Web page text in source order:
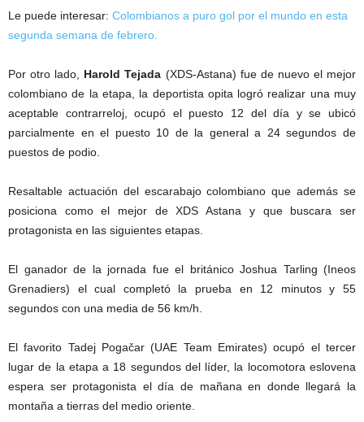
Le puede interesar: Colombianos a puro gol por el mundo en esta
segunda semana de febrero.
Por otro lado, Harold Tejada (XDS-Astana) fue de nuevo el mejor
colombiano de la etapa, la deportista opita logró realizar una muy
aceptable contrarreloj, ocupó el puesto 12 del día y se ubicó
parcialmente en el puesto 10 de la general a 24 segundos de
puestos de podio.
Resaltable actuación del escarabajo colombiano que además se
posiciona como el mejor de XDS Astana y que buscara ser
protagonista en las siguientes etapas.
El ganador de la jornada fue el británico Joshua Tarling (Ineos
Grenadiers) el cual completó la prueba en 12 minutos y 55
segundos con una media de 56 km/h.
El favorito Tadej Pogačar (UAE Team Emirates) ocupó el tercer
lugar de la etapa a 18 segundos del líder, la locomotora eslovena
espera ser protagonista el día de mañana en donde llegará la
montaña a tierras del medio oriente.